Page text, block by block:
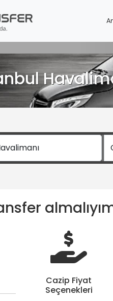
Cazip Fiyat
Seçenekleri